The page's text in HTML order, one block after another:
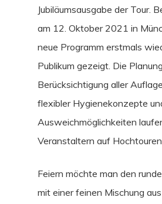
Jubiläumsausgabe der Tour.
am 12. Oktober 2021 in
neue Programm erstmals
Publikum gezeigt. Die
Berücksichtigung aller
flexibler Hygienekonzepte
Ausweichmöglichkeiten
Veranstaltern auf Hochtouren.
Feiern möchte man den
mit einer feinen Mischung